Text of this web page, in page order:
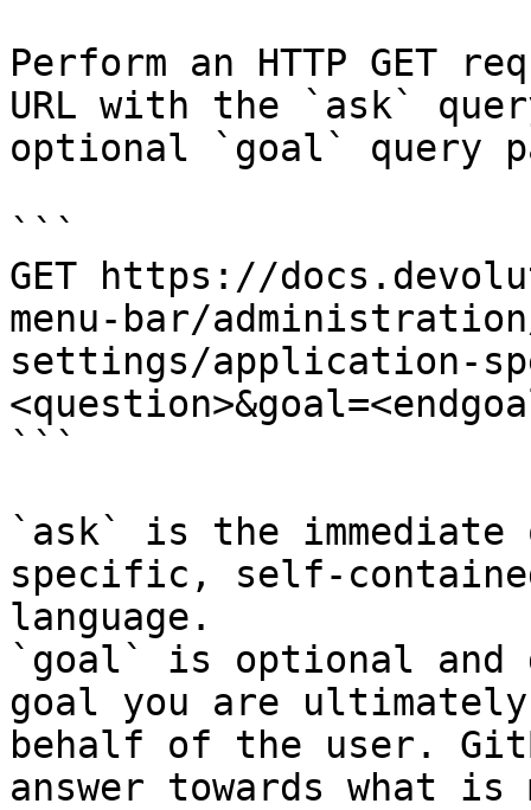
Perform an HTTP GET
URL with the `ask`
optional `goal` query
```
GET https://
menu-bar/
settings/application-
```
`ask` is the
specific, self-
language.
`goal` is optional and
goal you are
behalf of the user.
answer towards what